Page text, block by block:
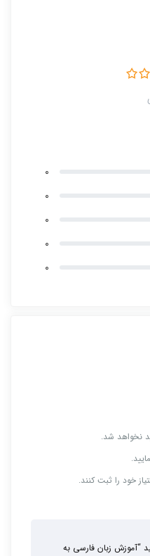
0
0
0
0
0
نخواهد شد.
خود را ثبت کنند.
“آموزش زبان فارسی به